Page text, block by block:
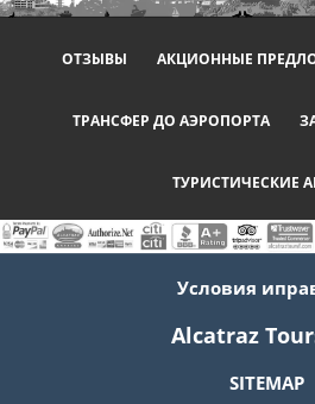
ОТЗЫВЫ АКЦИОННЫЕ
ТРАНСФЕР ДО АЭРОПОРТА
ТУРИСТИЧЕСКИЕ
Условия
Alcatraz
SITEMAP